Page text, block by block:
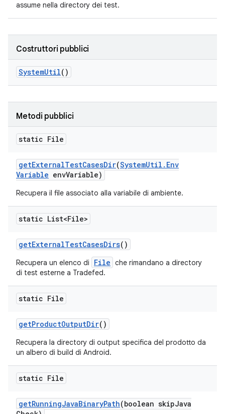
assume nella directory dei test.
Costruttori pubblici
SystemUtil()
Metodi pubblici
static File
getExternalTestCasesDir(SystemUtil . Env
Variable envVariable)
Recupera il file associato alla variabile di ambiente.
static List<File>
getExternalTestCasesDirs()
Recupera un elenco di File che rimandano a directory
di test esterne a Tradefed.
static File
getProductOutputDir()
Recupera la directory di output specifica del prodotto da
un albero di build di Android.
static File
getRunningJavaBinaryPath(boolean skipJava